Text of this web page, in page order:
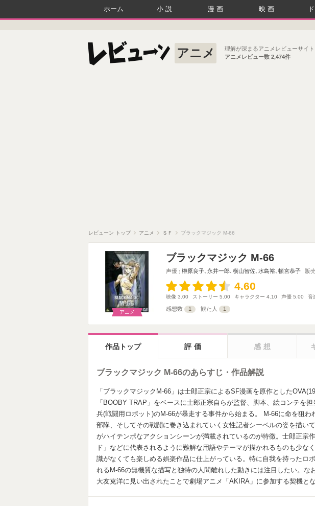
ホーム 小説 漫画 映画
アニメ
理解が深まるアニメレビューサイト
アニメレビュー数 2,474件
レビューン トップ アニメ ＳＦ ブラックマジック M-66
アニメ
ブラックマジック M-66
声優 榊原良子､ 永井一郎､ 横山智佐､ 水島裕､ 頓宮恭子 販
4.60
4.60
映像 3.00 ストーリー 5.00 キャラクター 4.10 声優 5.00 音
感想数 1 観た人 1
作品トップ 評価 感想
ブラックマジック M-66のあらすじ・作品解説
「ブラックマジックM-66」は士郎正宗によるSF漫画を原作とした
「BOOBY TRAP」をベースに士郎正宗自らが監督、脚本、絵コンテを
兵(戦闘用ロボット)のM-66が暴走する事件から始まる。 M-66に命を狙
部隊、そしてその戦闘に巻き込まれていく女性記者シーベルの姿を描い
がハイテンポなアクションシーンが満載されているのが特徴。士郎正宗
ド」などに代表されるように難解な用語やテーマが描かれるものも少な
識がなくても楽しめる娯楽作品に仕上がっている。特に自我を持ったロ
れるM-66の無機質な描写と独特の人間離れした動きには注目したい。な
大友克洋に見い出されたことで劇場アニメ「AKIRA」に参加する契機とな